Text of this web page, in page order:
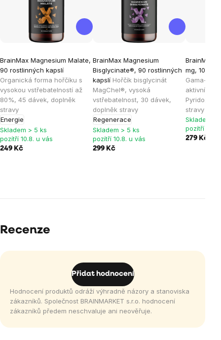
BrainMax Magnesium Malate,
90 rostlinných kapslí
Organická forma hořčíku s
vysokou vstřebatelností až
80%, 45 dávek, doplněk
stravy
Energie
Skladem > 5 ks
pozítří 10.8. u vás
249 Kč
BrainMax Magnesium
Bisglycinate®, 90 rostlinných
kapslí Hořčík bisglycinát
MagChel®, vysoká
vstřebatelnost, 30 dávek,
doplněk stravy
Regenerace
Skladem > 5 ks
pozítří 10.8. u vás
299 Kč
BrainMax
mg, 100
Gama-
aktivní
Pyridoxal-
stravy
Skladem >
pozítří
279 Kč
Recenze
Přidat hodnocení
Hodnocení produktů odráží výhradně názory a stanoviska
zákazníků. Společnost BRAINMARKET s.r.o. hodnocení
zákazníků předem neschvaluje ani neověřuje.